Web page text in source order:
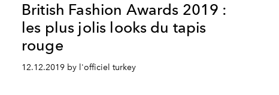
British Fashion Awards 2019 :
les plus jolis looks du tapis
rouge
12.12.2019 by l'officiel turkey